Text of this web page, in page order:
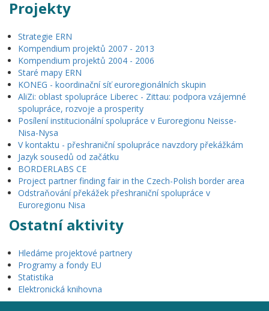
Projekty
Strategie ERN
Kompendium projektů 2007 - 2013
Kompendium projektů 2004 - 2006
Staré mapy ERN
KONEG - koordinační síť euroregionálních skupin
AliZi: oblast spolupráce Liberec - Zittau: podpora vzájemné
spolupráce, rozvoje a prosperity
Posílení institucionální spolupráce v Euroregionu Neisse-
Nisa-Nysa
V kontaktu - přeshraniční spolupráce navzdory překážkám
Jazyk sousedů od začátku
BORDERLABS CE
Project partner finding fair in the Czech-Polish border area
Odstraňování překážek přeshraniční spolupráce v
Euroregionu Nisa
Ostatní aktivity
Hledáme projektové partnery
Programy a fondy EU
Statistika
Elektronická knihovna